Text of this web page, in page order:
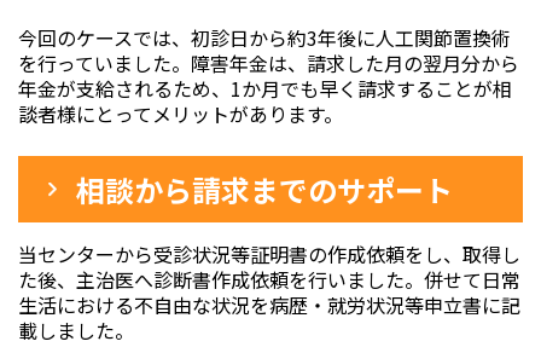
今回のケースでは、初診日から約3年後に人工関節置換術
を行っていました。障害年金は、請求した月の翌月分から
年金が支給されるため、1か月でも早く請求することが相
談者様にとってメリットがあります。
相談から請求までのサポート
当センターから受診状況等証明書の作成依頼をし、取得し
た後、主治医へ診断書作成依頼を行いました。併せて日常
生活における不自由な状況を病歴・就労状況等申立書に記
載しました。